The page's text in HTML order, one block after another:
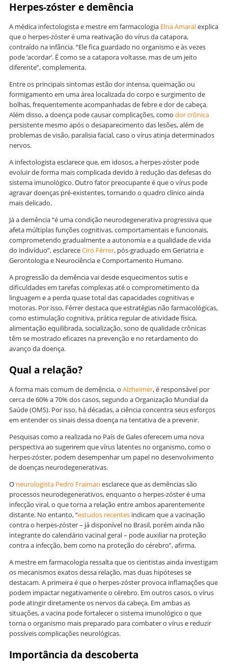
Herpes-zóster e demência
A médica infectologista e mestre em farmacologia Elna Amaralexplica
que o herpes-zóster é uma reativação do vírus da catapora,
contraído na infância. “Ele fica guardado no organismo e às vezes
pode ‘acordar’. É como se a catapora voltasse, mas de um jeito
diferente”, complementa.
Entre os principais sintomas estão dor intensa, queimação ou
formigamento em uma área localizada do corpo e surgimento de
bolhas, frequentemente acompanhadas de febre e dor de cabeça.
Além disso, a doença pode causar complicações, como dor crônica
persistente mesmo após o desaparecimento das lesões, além de
problemas de visão, paralisia facial, caso o vírus atinja determinados
nervos.
A infectologista esclarece que, em idosos, a herpes-zóster pode
evoluir de forma mais complicada devido à redução das defesas do
sistema imunológico. Outro fator preocupante é que o vírus pode
agravar doenças pré-existentes, tornando o quadro clínico ainda
mais delicado.
Já a demência “é uma condição neurodegenerativa progressiva que
afeta múltiplas funções cognitivas, comportamentais e funcionais,
comprometendo gradualmente a autonomia e a qualidade de vida
do indivíduo”, esclareceCiro Férrer, pós-graduado em Geriatria e
Gerontologia e Neurociência e Comportamento Humano.
A progressão da demência vai desde esquecimentos sutis e
dificuldades em tarefas complexas até o comprometimento da
linguagem e a perda quase total das capacidades cognitivas e
motoras. Por isso, Férrer destaca que estratégias não farmacológicas,
como estimulação cognitiva, prática regular de atividade física,
alimentação equilibrada, socialização, sono de qualidade crônicas
têm se mostrado eficazes na prevenção e no retardamento do
avanço da doença.
Qual a relação?
A forma mais comum de demência, o Alzheimer, é responsável por
cerca de 60% a 70% dos casos, segundo a Organização Mundial da
Saúde (OMS). Por isso, há décadas, a ciência concentra seus esforços
em entender os sinais dessa doença na tentativa de a prevenir.
Pesquisas como a realizada no País de Gales oferecem uma nova
perspectiva ao sugerirem que vírus latentes no organismo, como o
herpes-zóster, podem desempenhar um papel no desenvolvimento
de doenças neurodegenerativas.
O neurologista Pedro Fraiman esclarece que as demências são
processos neurodegenerativos, enquanto o herpes-zóster é uma
infecção viral, o que torna a relação entre ambos aparentemente
distante. No entanto, “estudos recentes indicam que a vacinação
contra o herpes-zóster – já disponível no Brasil, porém ainda não
integrante do calendário vacinal geral – pode auxiliar na proteção
contra a infecção, bem como na proteção do cérebro”, afirma.
A mestre em farmacologia ressalta que os cientistas ainda investigam
os mecanismos exatos dessa relação, mas duas hipóteses se
destacam. A primeira é que o herpes-zóster provoca inflamações que
podem impactar negativamente o cérebro. Em outros casos, o vírus
pode atingir diretamente os nervos da cabeça. Em ambas as
situações, a vacina pode fortalecer o sistema imunológico o que
torna o organismo mais preparado para combater o vírus e reduzir
possíveis complicações neurológicas.
Importância da descoberta